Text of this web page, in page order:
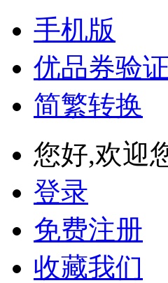
手机版
优品券验证
简繁转换
您好,欢迎
登录
免费注册
收藏我们